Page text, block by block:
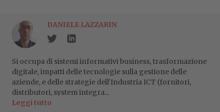
DANIELE LAZZARIN
Si occupa di sistemi informativi business, trasformazione
digitale, impatti delle tecnologie sulla gestione delle
aziende, e delle strategie dell'Industria ICT (fornitori,
distributori, system integra...
Leggi tutto